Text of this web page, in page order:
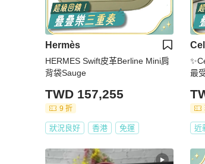
Hermès
HERMES Swift皮革Berline Mini肩
背袋Sauge
TWD 157,255
9 折
狀況良好 香港 免運
最
近